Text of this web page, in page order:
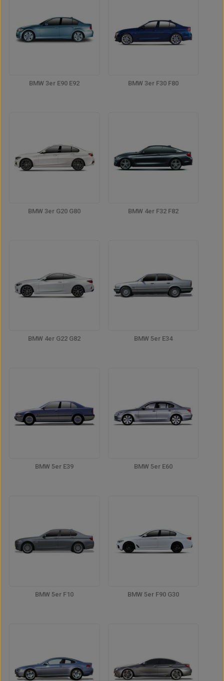
BMW 3er E90 E92 BMW 3er F30 F80
BMW 3er G20 G80 BMW 4er F32 F82
BMW 4er G22 G82 BMW 5er E34
BMW 5er E39 BMW 5er E60
BMW 5er F10 BMW 5er F90 G30